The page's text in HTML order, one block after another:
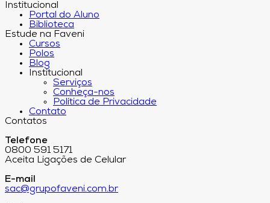
Institucional
Portal do Aluno
Biblioteca
Estude na Faveni
Cursos
Polos
Blog
Institucional
Serviços
Conheça-nos
Política de Privacidade
Contato
Contatos
Telefone
0800 591 5171
Aceita Ligações de Celular
E-mail
sac@grupofaveni.com.br